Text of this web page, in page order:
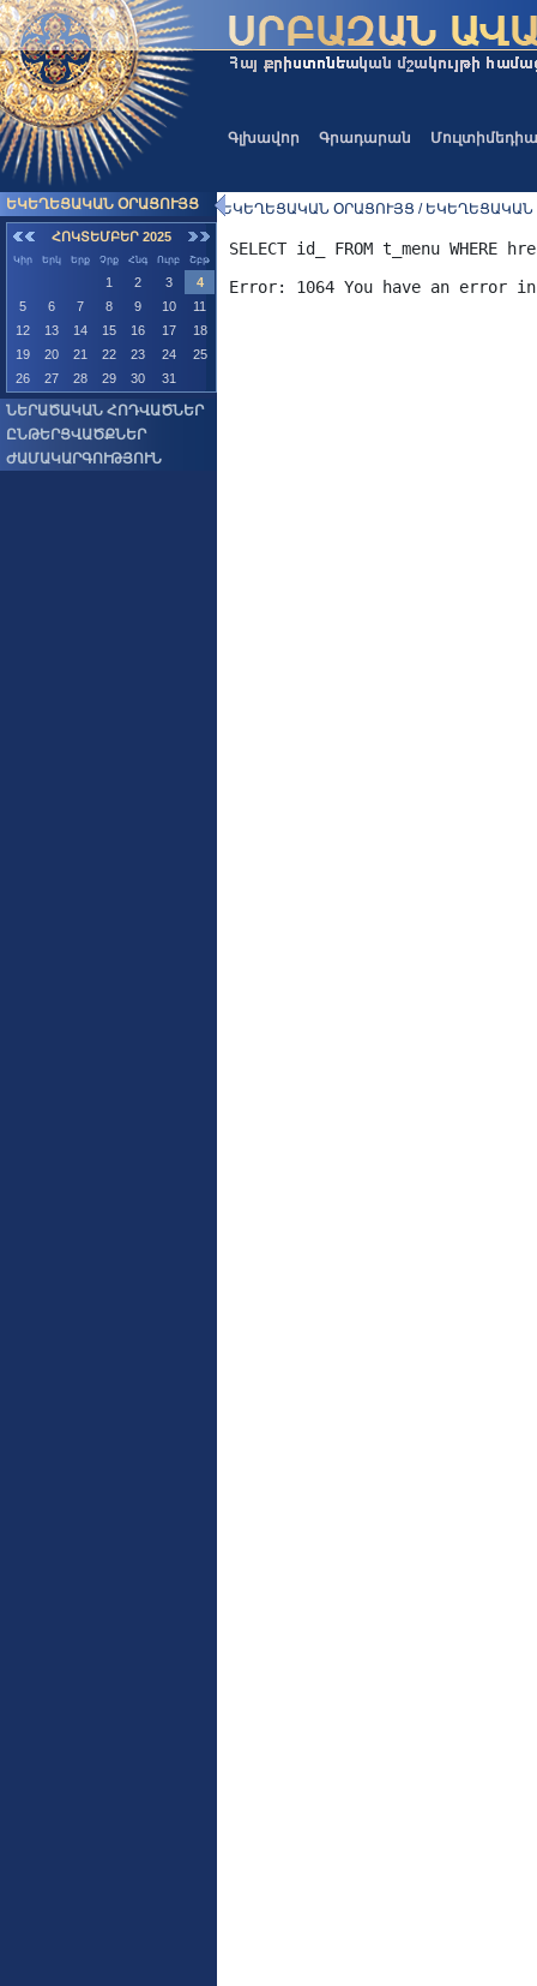
Գլխավոր Գրադարան Մուլտիմեդիա
ԵԿԵՂԵՑԱԿԱՆ ՕՐԱՑՈՒՅՑ
ՀՈԿՏԵՄԲԵՐ 2025
Կիր Երկ Երք Չրք Հնգ Ուրբ Շբթ
1 2 3
4
5
6 7 8 9 10
11
12
13 14 15 16 17
18
19
20 21 22 23 24
25
26
27 28 29 30 31
ՆԵՐԱԾԱԿԱՆ ՀՈԴՎԱԾՆԵՐ
ԸՆԹԵՐՑՎԱԾՔՆԵՐ
ԺԱՄԱԿԱՐԳՈՒԹՅՈՒՆ
ԵԿԵՂԵՑԱԿԱՆ ՕՐԱՑՈՒՅՑ / ԵԿԵՂԵՑԱԿԱՆ
SELECT id_ FROM t_menu